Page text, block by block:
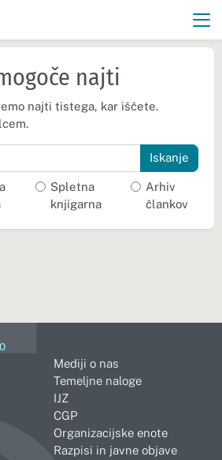
najti
najti tistega, kar iščete.
Spletna
knjigarna
Arhiv
člankov
Mediji o nas
Temeljne naloge
IJZ
CGP
Organizacijske enote
Razpisi in javne objave